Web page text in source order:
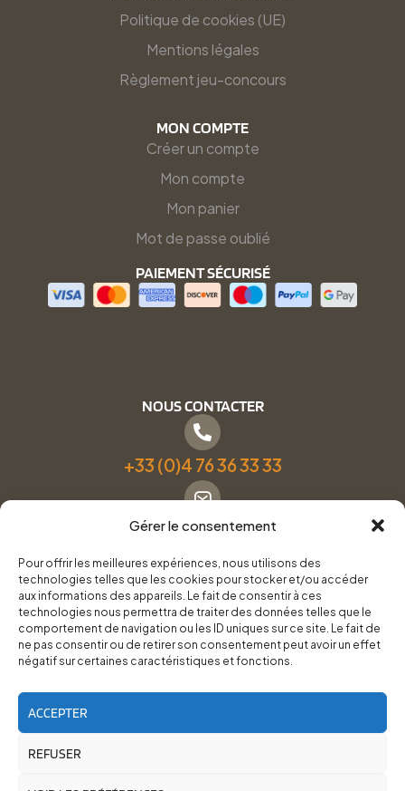
Gérer le consentement
Pour offrir les meilleures expériences, nous utilisons des
technologies telles que les cookies pour stocker et/ou accéder
aux informations des appareils. Le fait de consentir à ces
technologies nous permettra de traiter des données telles que le
comportement de navigation ou les ID uniques sur ce site. Le fait de
ne pas consentir ou de retirer son consentement peut avoir un effet
négatif sur certaines caractéristiques et fonctions.
ACCEPTER
REFUSER
Politique de cookies (UE)
Mentions légales
Règlement jeu-concours
MON COMPTE
Créer un compte
Mon compte
Mon panier
Mot de passe oublié
PAIEMENT SÉCURISÉ
NOUS CONTACTER
+33 (0)4 76 36 33 33
Formulaire de contact
Pneus Services Loisirs - Garage Point S - 28 Bd Denfert
Rochereau, 38500 Voiron
RoadTrip Équipement/Pneus Services Loisirs - 2026